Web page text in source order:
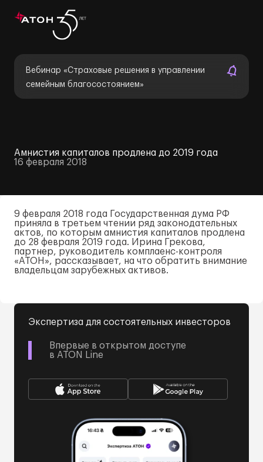
Вебинар «Страховые решения в управлении
семейным благосостоянием»
Амнистия капиталов продлена до 2019 года
16 февраля 2018
9 февраля 2018 года Государственная дума РФ
приняла в третьем чтении ряд законодательных
актов, по которым амнистия капиталов продлена
до 28 февраля 2019 года. Ирина Грекова,
партнер, руководитель комплаенс-контроля
«АТОН», рассказывает, на что обратить внимание
владельцам зарубежных активов.
Экспертиза для состоятельных инвесторов
Впервые в открытом доступе
в ATON Line